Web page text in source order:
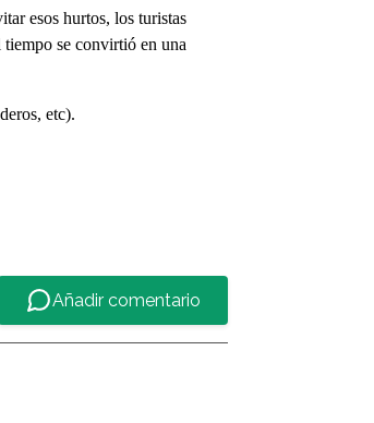
esos hurtos, los turistas
tiempo se convirtió en una
etc).
Añadir comentario